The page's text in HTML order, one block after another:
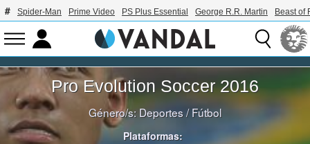
Spider-Man Prime Video PS Plus Essential George R.R. Martin Beast of
Pro Evolution Soccer 2016
Género/s:Deportes/Fútbol
Plataformas: